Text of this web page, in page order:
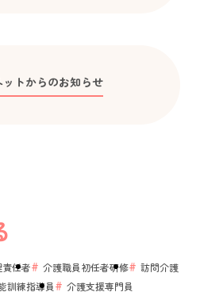
トからのお知らせ
任者 介護職員初任者研修
訪問介護
訓練指導員 介護支援専門員